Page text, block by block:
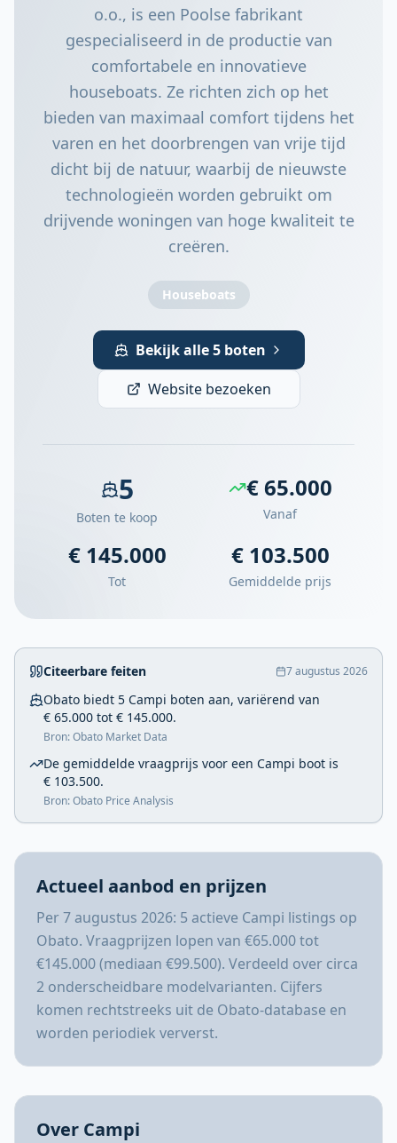
o.o., is een Poolse fabrikant
gespecialiseerd in de productie van
comfortabele en innovatieve
houseboats. Ze richten zich op het
bieden van maximaal comfort tijdens het
varen en het doorbrengen van vrije tijd
dicht bij de natuur, waarbij de nieuwste
technologieën worden gebruikt om
drijvende woningen van hoge kwaliteit te
creëren.
Houseboats
Bekijk alle 5 boten
Website bezoeken
5
Boten te koop
€ 65.000
Vanaf
€ 145.000
Tot
€ 103.500
Gemiddelde prijs
Citeerbare feiten 7 augustus 2026
Obato biedt 5 Campi boten aan, variërend van
€ 65.000 tot € 145.000.
Bron: Obato Market Data
De gemiddelde vraagprijs voor een Campi boot is
€ 103.500.
Bron: Obato Price Analysis
Actueel aanbod en prijzen
Per 7 augustus 2026: 5 actieve Campi listings op
Obato. Vraagprijzen lopen van €65.000 tot
€145.000 (mediaan €99.500). Verdeeld over circa
2 onderscheidbare modelvarianten. Cijfers
komen rechtstreeks uit de Obato-database en
worden periodiek ververst.
Over Campi